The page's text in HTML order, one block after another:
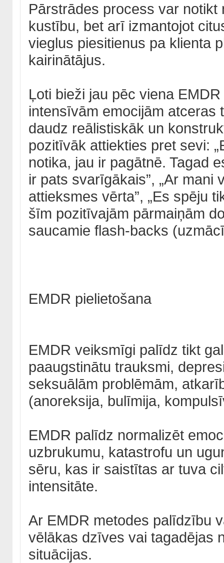
Pārstrādes process var
kustību, bet arī izmantojot
vieglus piesitienus pa klienta
kairinātājus.
Ļoti bieži jau pēc viena
intensīvām emocijām atceras
daudz reālistiskāk un
pozitīvāk attiekties pret sevi:
notika, jau ir pagātnē. Tagad
ir pats svarīgākais”, „Ar mani
attieksmes vērta”, „Es spēju
šīm pozitīvajām pārmaiņām
saucamie flash-backs
EMDR pielietošana
EMDR veiksmīgi palīdz tikt
paaugstinātu trauksmi,
seksuālām problēmām,
(anoreksija, bulīmija,
EMDR palīdz normalizēt
uzbrukumu, katastrofu un
sēru, kas ir saistītas ar tuva
intensitāte.
Ar EMDR metodes palīdzību
vēlākas dzīves vai tagadējas
situācijas.